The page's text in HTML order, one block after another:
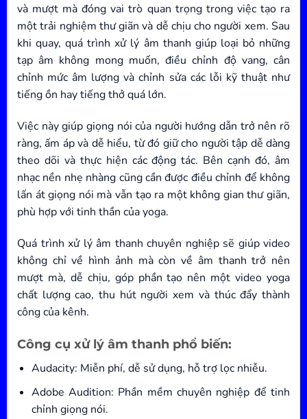
và mượt mà đóng vai trò quan trọng trong việc tạo ra
một trải nghiệm thư giãn và dễ chịu cho người xem. Sau
khi quay, quá trình xử lý âm thanh giúp loại bỏ những
tạp âm không mong muốn, điều chỉnh độ vang, cân
chỉnh mức âm lượng và chỉnh sửa các lỗi kỹ thuật như
tiếng ồn hay tiếng thở quá lớn.
Việc này giúp giọng nói của người hướng dẫn trở nên rõ
ràng, ấm áp và dễ hiểu, từ đó giữ cho người tập dễ dàng
theo dõi và thực hiện các động tác. Bên cạnh đó, âm
nhạc nền nhẹ nhàng cũng cần được điều chỉnh để không
lấn át giọng nói mà vẫn tạo ra một không gian thư giãn,
phù hợp với tinh thần của yoga.
Quá trình xử lý âm thanh chuyên nghiệp sẽ giúp video
không chỉ về hình ảnh mà còn về âm thanh trở nên
mượt mà, dễ chịu, góp phần tạo nên một video yoga
chất lượng cao, thu hút người xem và thúc đẩy thành
công của kênh.
Công cụ xử lý âm thanh phổ biến:
Audacity: Miễn phí, dễ sử dụng, hỗ trợ lọc nhiễu.
Adobe Audition: Phần mềm chuyên nghiệp để tinh
chỉnh giọng nói.